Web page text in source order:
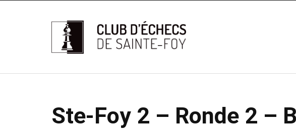
Ste-Foy 2 – Ronde 2 –